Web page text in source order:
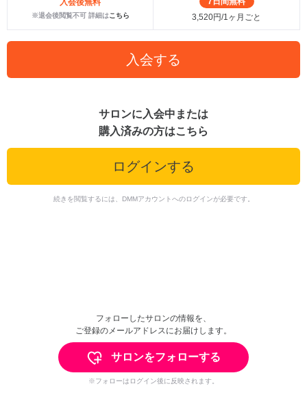
入会後無料
※退会後閲覧不可 詳細はこちら
3,520円/1ヶ月ごと
入会する
サロンに入会中または
購入済みの方はこちら
ログインする
続きを閲覧するには、DMMアカウントへのログインが必要です。
フォローしたサロンの情報を、
ご登録のメールアドレスにお届けします。
サロンをフォローする
※フォローはログイン後に反映されます。